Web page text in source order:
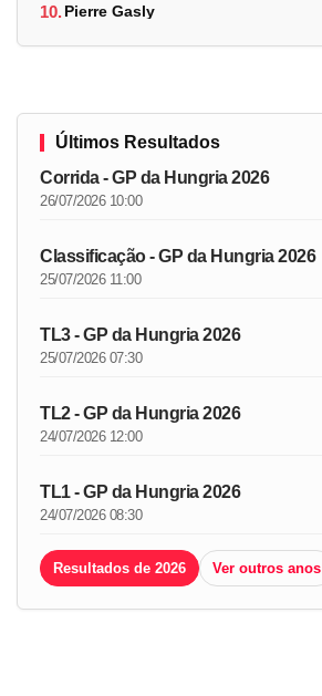
10.Pierre Gasly
Últimos Resultados
Corrida - GP da Hungria 2026
26/07/2026 10:00
Classificação - GP da Hungria 2026
25/07/2026 11:00
TL3 - GP da Hungria 2026
25/07/2026 07:30
TL2 - GP da Hungria 2026
24/07/2026 12:00
TL1 - GP da Hungria 2026
24/07/2026 08:30
Resultados de 2026 Ver outros anos